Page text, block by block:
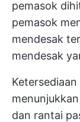
pemasok
pemasok
mendesak
mendesak
dan rantai